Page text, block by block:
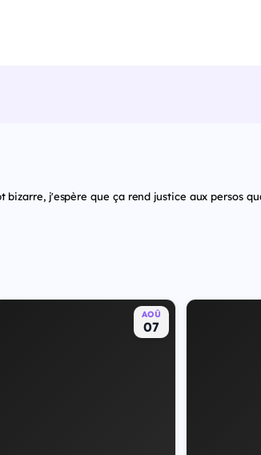
j'espère que ça rend justice aux persos
AOÛ
07